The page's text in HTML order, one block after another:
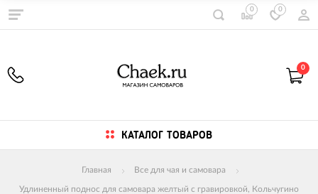
0 0
0
КАТАЛОГ ТОВАРОВ
Главная Все для чая и самовара
Удлиненный поднос для самовара желтый с гравировкой, Кольчугино